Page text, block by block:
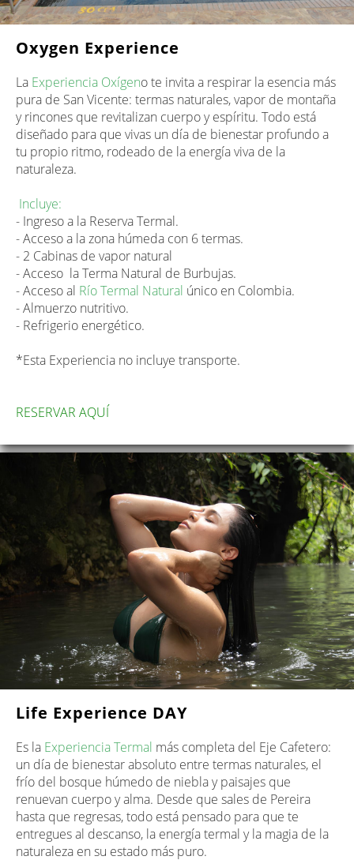
Oxygen Experience
La Experiencia Oxígeno te invita a respirar la esencia más
pura de San Vicente: termas naturales, vapor de montaña
y rincones que revitalizan cuerpo y espíritu. Todo está
diseñado para que vivas un día de bienestar profundo a
tu propio ritmo, rodeado de la energía viva de la
naturaleza.
Incluye:
- Ingreso a la Reserva Termal.
- Acceso a la zona húmeda con 6 termas.
- 2 Cabinas de vapor natural
- Acceso la Terma Natural de Burbujas.
- Acceso al Río Termal Natural único en Colombia.
- Almuerzo nutritivo.
- Refrigerio energético.
*Esta Experiencia no incluye transporte.
RESERVAR AQUÍ
Life Experience DAY
Es la Experiencia Termal más completa del Eje Cafetero:
un día de bienestar absoluto entre termas naturales, el
frío del bosque húmedo de niebla y paisajes que
renuevan cuerpo y alma. Desde que sales de Pereira
hasta que regresas, todo está pensado para que te
entregues al descanso, la energía termal y la magia de la
naturaleza en su estado más puro.